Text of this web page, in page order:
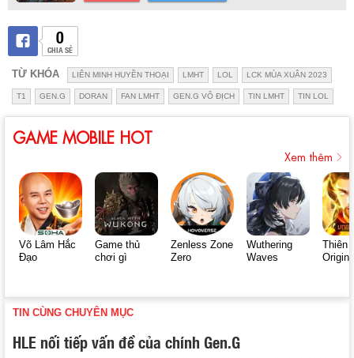
0
CHIA SẺ
TỪ KHÓA LIÊN MINH HUYỀN THOẠI LMHT LOL LCK MÙA XUÂN 2023
T1 GEN.G DORAN FAN LMHT GEN.G VÔ ĐỊCH TIN LMHT TIN LOL
GAME MOBILE HOT
Xem thêm
Võ Lâm Hắc
Đạo
Game thủ
chơi gì
Zenless Zone
Zero
Wuthering
Waves
Thiên
Origin
TIN CÙNG CHUYÊN MỤC
HLE nối tiếp vấn đề của chính Gen.G